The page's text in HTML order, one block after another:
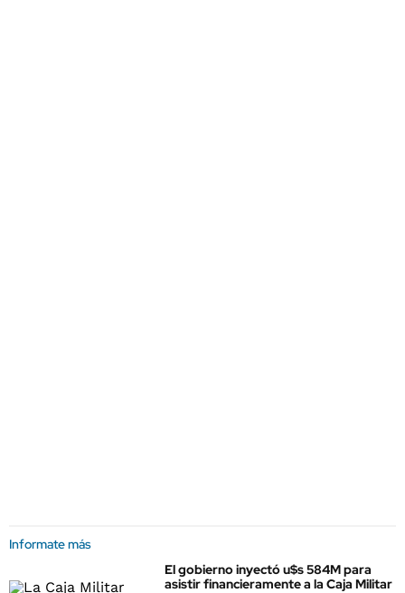
Informate más
El gobierno inyectó u$s 584M para
asistir financieramente a la Caja Militar